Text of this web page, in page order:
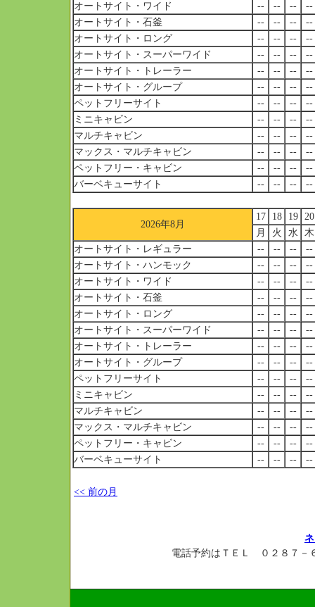
オートサイト・ワイド
-- -- --
--
オートサイト・石釜
-- -- --
--
オートサイト・ロング
-- -- --
--
オートサイト・スーパーワイド
-- -- --
--
オートサイト・トレーラー
-- -- --
--
オートサイト・グループ
-- -- --
--
ペットフリーサイト
-- -- --
--
ミニキャビン
-- -- --
--
マルチキャビン
-- -- --
--
マックス・マルチキャビン
-- -- --
--
ペットフリー・キャビン
-- -- --
--
バーベキューサイト
-- -- -- --
2026年8月
17 18 19
20
月
火 水
木
オートサイト・レギュラー
-- -- --
--
オートサイト・ハンモック
-- -- --
--
オートサイト・ワイド
-- -- --
--
オートサイト・石釜
-- -- --
--
オートサイト・ロング
-- -- --
--
オートサイト・スーパーワイド
-- -- --
--
オートサイト・トレーラー
-- -- --
--
オートサイト・グループ
-- -- --
--
ペットフリーサイト
-- -- --
--
ミニキャビン
-- -- --
--
マルチキャビン
-- -- --
--
マックス・マルチキャビン
-- -- --
--
ペットフリー・キャビン
-- -- --
--
バーベキューサイト
-- -- -- --
<< 前の月
電話予約はＴＥＬ ０２８７－